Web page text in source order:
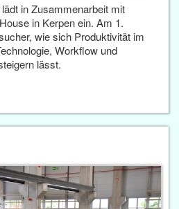
in Zusammenarbeit mit
in Kerpen ein. Am 1.
wie sich Produktivität im
Workflow und
lässt.